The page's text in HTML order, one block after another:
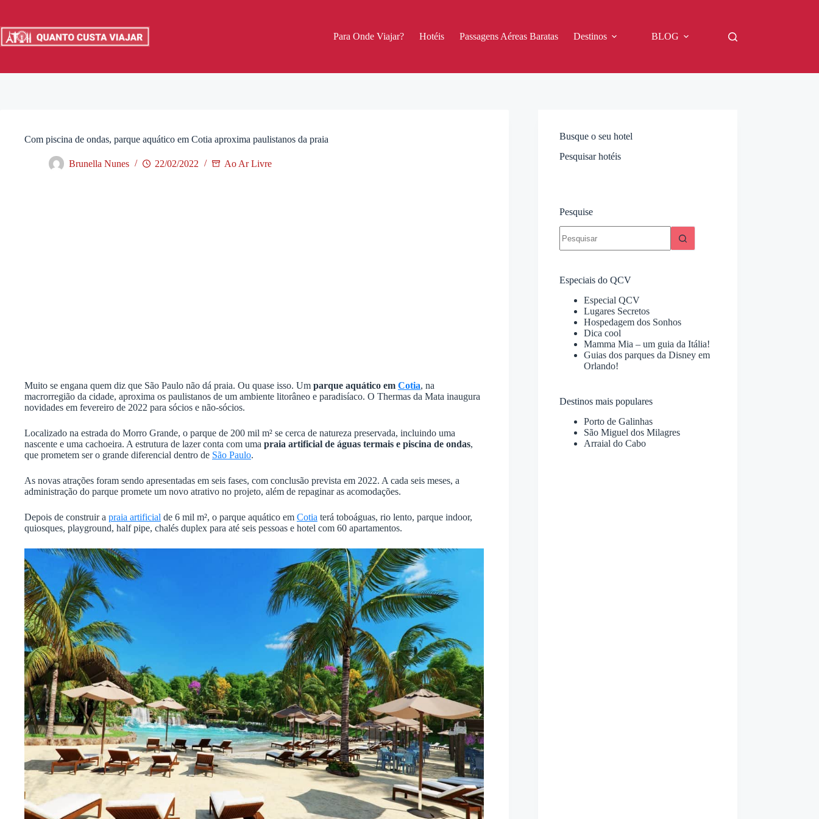
o
conteúdo
Para Onde Viajar? Hotéis Passagens Aéreas Baratas Destinos BLOG
Com piscina de ondas, parque aquático em Cotia aproxima paulistanos da praia
Brunella Nunes 22/02/2022 Ao Ar Livre
Muito se engana quem diz que São Paulo não dá praia. Ou quase isso. Um parque aquático em Cotia, na
macrorregião da cidade, aproxima os paulistanos de um ambiente litorâneo e paradisíaco. O Thermas da Mata inaugura
novidades em fevereiro de 2022 para sócios e não-sócios.
Localizado na estrada do Morro Grande, o parque de 200 mil m² se cerca de natureza preservada, incluindo uma
nascente e uma cachoeira. A estrutura de lazer conta com uma praia artificial de águas termais e piscina de ondas,
que prometem ser o grande diferencial dentro de São Paulo.
As novas atrações foram sendo apresentadas em seis fases, com conclusão prevista em 2022. A cada seis meses, a
administração do parque promete um novo atrativo no projeto, além de repaginar as acomodações.
Depois de construir a praia artificial de 6 mil m², o parque aquático em Cotia terá toboáguas, rio lento, parque indoor,
quiosques, playground, half pipe, chalés duplex para até seis pessoas e hotel com 60 apartamentos.
Busque o seu hotel
Pesquisar hotéis
Pesquise
resultados
Especiais do QCV
Especial QCV
Lugares Secretos
Hospedagem dos Sonhos
Dica cool
Mamma Mia – um guia da Itália!
Guias dos parques da Disney em
Orlando!
Destinos mais populares
Porto de Galinhas
São Miguel dos Milagres
Arraial do Cabo